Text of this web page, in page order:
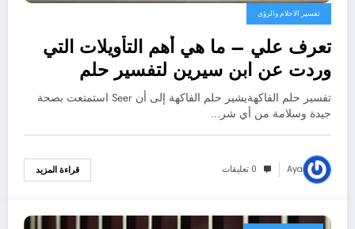
تفسير الاحلام والرؤى
تعرف علي – ما هي أهم التأويلات التي
وردت عن ابن سيرين لتفسير حلم
الفاكهه؟ – بالتفصيل
تفسير حلم الفاكهةيشير حلم الفاكهة إلى أن Seer استمتعت بصحة
جيدة وسلامة من أي شر…
Aya 0 تعليقات قراءة المزيد